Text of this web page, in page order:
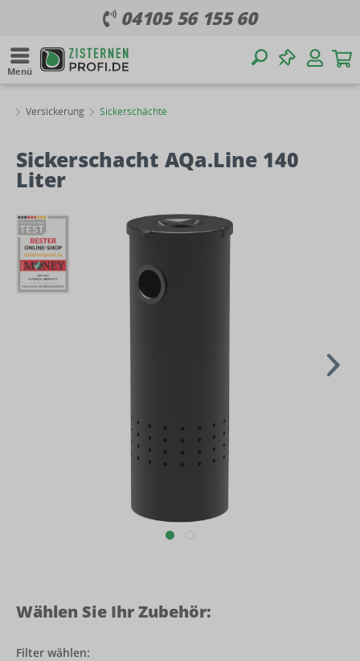
04105 56 155 60
Menü
Versickerung Sickerschächte
Sickerschacht AQa.Line 140
Liter
Wählen Sie Ihr Zubehör:
Filter wählen: